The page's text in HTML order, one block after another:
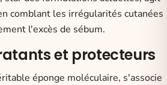
comblant les irrégularités cutanées
l'excès de sébum.
et protecteurs
éponge moléculaire, s'associe